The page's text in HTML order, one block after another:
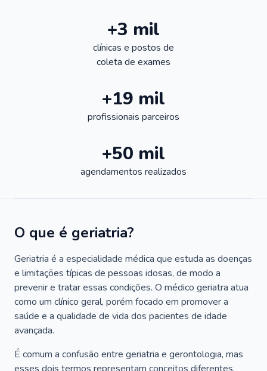
+3 mil
clínicas e postos de
coleta de exames
+19 mil
profissionais parceiros
+50 mil
agendamentos realizados
O que é geriatria?
Geriatria é a especialidade médica que estuda as doenças
e limitações típicas de pessoas idosas, de modo a
prevenir e tratar essas condições. O médico geriatra atua
como um clínico geral, porém focado em promover a
saúde e a qualidade de vida dos pacientes de idade
avançada.
É comum a confusão entre geriatria e gerontologia, mas